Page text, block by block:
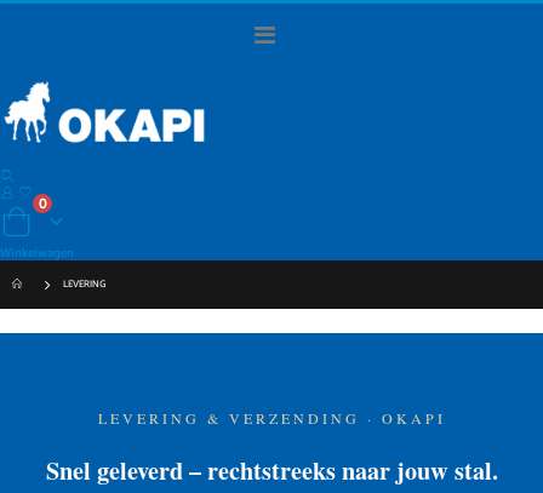
Toggle
Zoeken
0producten
Winkelwagen
LEVERING
LEVERING & VERZENDING · OKAPI
Snel geleverd – rechtstreeks naar jouw stal.